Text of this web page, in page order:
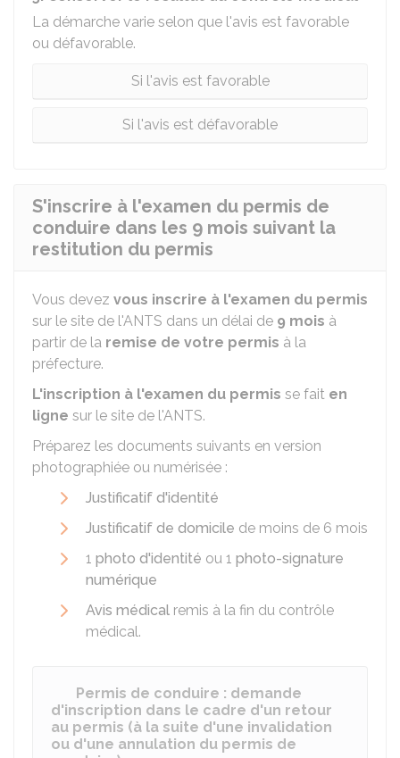
La démarche varie selon que l'avis est favorable
ou défavorable.
Si l'avis est favorable
Si l'avis est défavorable
S'inscrire à l'examen du permis de
conduire dans les 9 mois suivant la
restitution du permis
Vous devez vous inscrire à l'examen du permis
sur le site de l'ANTS dans un délai de 9 mois à
partir de la remise de votre permis à la
préfecture.
L'inscription à l'examen du permis se fait en
ligne sur le site de l'ANTS.
Préparez les documents suivants en version
photographiée ou numérisée :
Justificatif d'identité
Justificatif de domicile de moins de 6 mois
1 photo d'identité ou 1 photo-signature
numérique
Avis médical remis à la fin du contrôle
médical.
Permis de conduire : demande
d'inscription dans le cadre d'un retour
au permis (à la suite d'une invalidation
ou d'une annulation du permis de